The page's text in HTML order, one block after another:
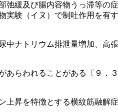
緩及び腸内容物うっ滞等の
験（イヌ）で制吐作用を有
ナトリウム排泄量増加、高
らわれることがある〔９．
昇を特徴とする横紋筋融解症